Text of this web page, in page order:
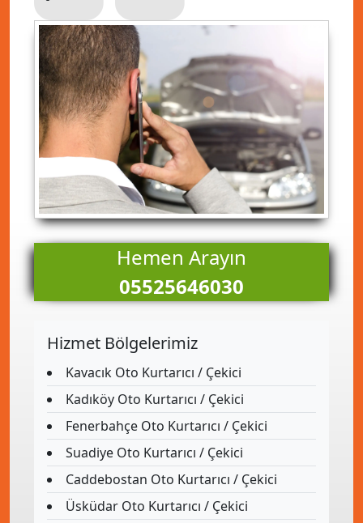
Hemen Arayın
05525646030
Hizmet Bölgelerimiz
Kavacık Oto Kurtarıcı / Çekici
Kadıköy Oto Kurtarıcı / Çekici
Fenerbahçe Oto Kurtarıcı / Çekici
Suadiye Oto Kurtarıcı / Çekici
Caddebostan Oto Kurtarıcı / Çekici
Üsküdar Oto Kurtarıcı / Çekici